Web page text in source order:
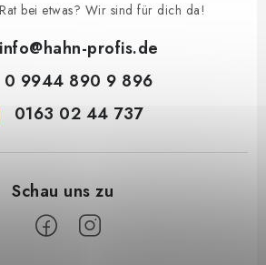
bei etwas? Wir sind für dich da!
info@hahn-profis.de
0 9944 890 9 896
0163 02 44 737